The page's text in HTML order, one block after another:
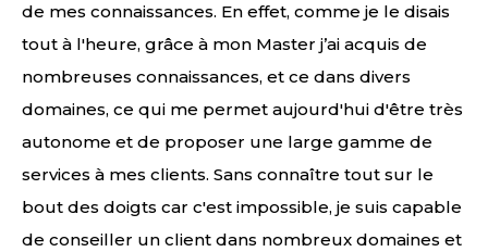
de mes connaissances. En effet, comme je le disais
tout à l'heure, grâce à mon Master j’ai acquis de
nombreuses connaissances, et ce dans divers
domaines, ce qui me permet aujourd'hui d'être très
autonome et de proposer une large gamme de
services à mes clients. Sans connaître tout sur le
bout des doigts car c'est impossible, je suis capable
de conseiller un client dans nombreux domaines et